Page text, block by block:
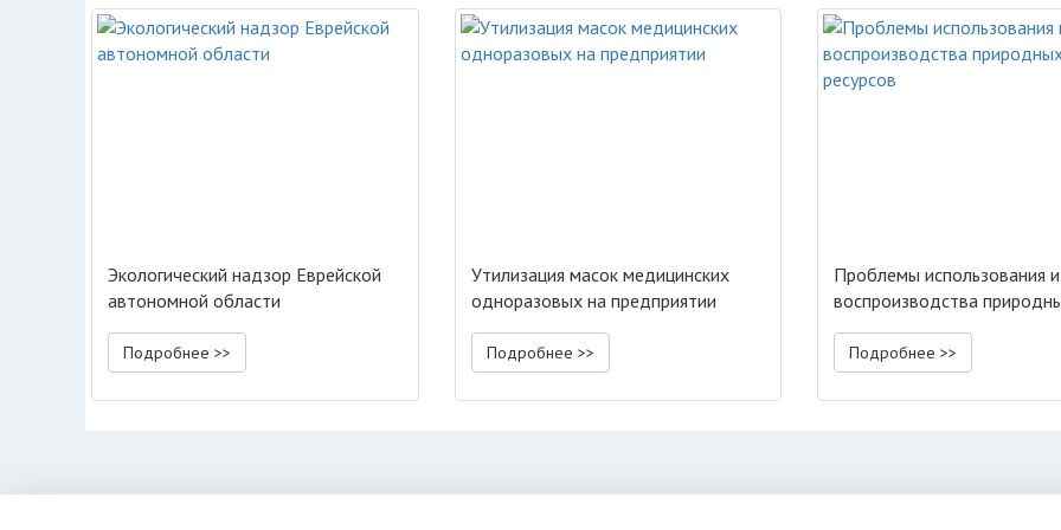
Экологический надзор Еврейской
автономной области
Подробнее >>
Утилизация масок медицинских
одноразовых на предприятии
Подробнее >>
Проблемы использования и
воспроизводства
ресурсов
Подробнее >>